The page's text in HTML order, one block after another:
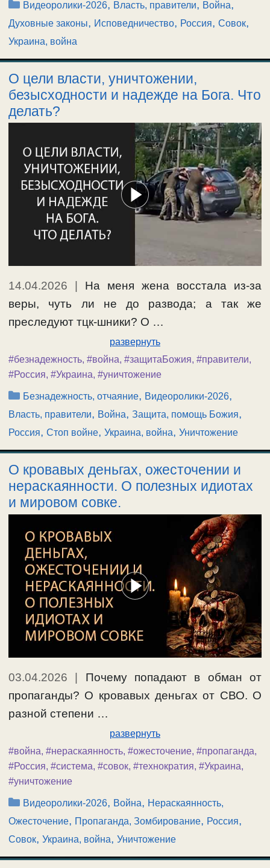
Рубрики
Видеоролики-2026, Власть, правители, Война,
Духовные законы, Исповедничество, Россия, Совок,
Украина, война
О цели власти, уничтожении,
безысходности и надежде на Бога. Что
делать?
14.04.2026
На меня жена восстала из-за
веры, чуть ли не до развода; а так же
преследуют тцк-шники? О …
развернуть
#безнадежность, #война, #защитаБожия, #правители,
#Россия, #Украина, #уничтожение
Рубрики
Безнадежность, отчаяние, Видеоролики-2026,
Власть, правители, Война, Защита, помощь Божия,
Россия, Стоп войне, Украина, война, Уничтожение
О кровавых деньгах, ожесточении и
нераскаянности. О полезных идиотах
и мировом совке.
03.04.2026
Почему попадают в обман от
пропаганды? О кровавых деньгах от СВО. О
разной степени …
развернуть
#война, #нераскаянность, #ожесточение, #пропаганда,
#Россия, #система, #совок, #технократия, #Украина,
#уничтожение
Рубрики
Видеоролики-2026, Война, Нераскаянность,
Ожесточение, Пропаганда, Зомбирование, Россия,
Совок, Украина, война, Уничтожение